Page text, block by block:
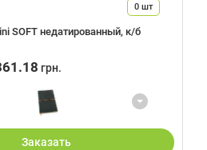
0шт
SOFT недатированный, к/б
грн.
Заказать